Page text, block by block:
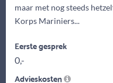
maar met nog steeds
Korps Mariniers...
Eerste gesprek
0,-
Advieskosten